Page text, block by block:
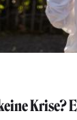
Krise?